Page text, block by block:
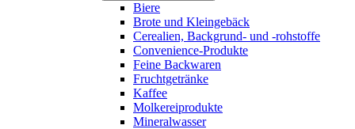
Biere
Brote und Kleingebäck
Cerealien, Backgrund- und -rohstoffe
Convenience-Produkte
Feine Backwaren
Fruchtgetränke
Kaffee
Molkereiprodukte
Mineralwasser